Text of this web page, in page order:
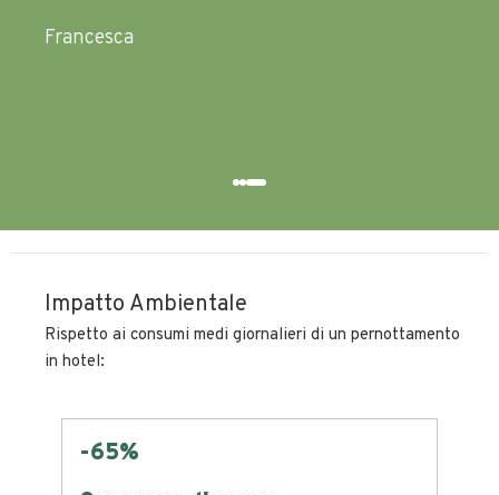
Francesca
Impatto Ambientale
Rispetto ai consumi medi giornalieri di un pernottamento
in hotel:
-65%